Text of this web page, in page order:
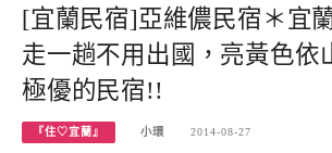
[宜蘭民宿]亞維儂民宿＊宜
走一趟不用出國，亮黃色依
極優的民宿!!
『住♡宜蘭』 小環 2014-08-27